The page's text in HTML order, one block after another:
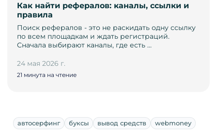
Как найти рефералов: каналы, ссылки и
правила
Поиск рефералов - это не раскидать одну ссылку
по всем площадкам и ждать регистраций.
Сначала выбирают каналы, где есть …
24 мая 2026 г.
21 минута на чтение
автосерфинг буксы вывод средств webmoney